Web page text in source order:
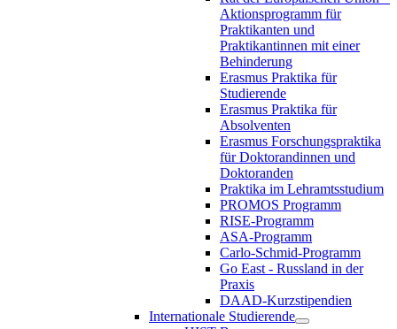
Aktionsprogramm für
Praktikanten und
Praktikantinnen mit einer
Behinderung
Erasmus Praktika für
Studierende
Erasmus Praktika für
Absolventen
Erasmus Forschungspraktika
für Doktorandinnen und
Doktoranden
Praktika im Lehramtsstudium
PROMOS Programm
RISE-Programm
ASA-Programm
Carlo-Schmid-Programm
Go East - Russland in der
Praxis
DAAD-Kurzstipendien
Internationale Studierende